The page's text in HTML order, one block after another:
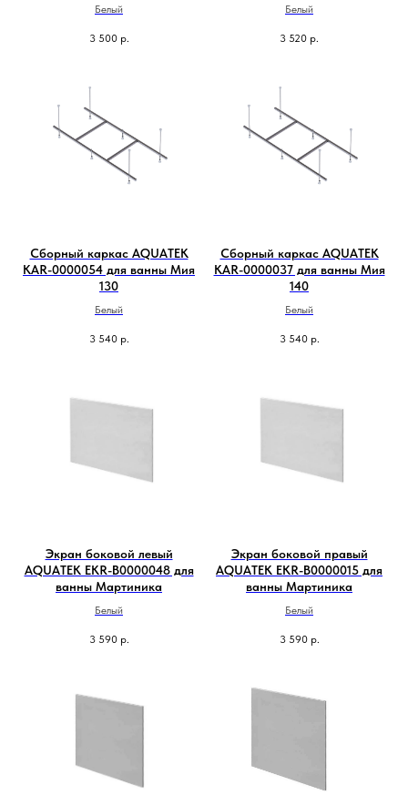
Белый
3 500 р.
Белый
3 520 р.
Сборный каркас AQUATEK
KAR-0000054 для ванны Мия
130
Белый
3 540 р.
Сборный каркас AQUATEK
KAR-0000037 для ванны Мия
140
Белый
3 540 р.
Экран боковой левый
AQUATEK EKR-B0000048 для
ванны Мартиника
Белый
3 590 р.
Экран боковой правый
AQUATEK EKR-B0000015 для
ванны Мартиника
Белый
3 590 р.